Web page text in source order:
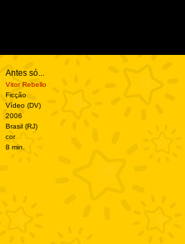
Antes só...
Vitor Rebello
Ficção
Vídeo (DV)
2006
Brasil (RJ)
cor
8 min.